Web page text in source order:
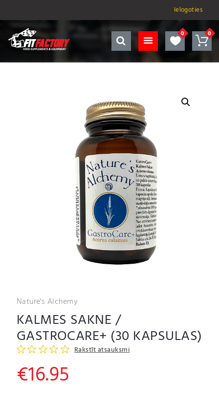
Ielogoties
Nature's Alchemy
KALMES SAKNE /
GASTROCARE+ (30 KAPSULAS)
Rakstīt atsauksmi
€16.95